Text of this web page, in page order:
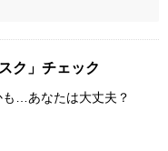
ク」チェック
…あなたは大丈夫？